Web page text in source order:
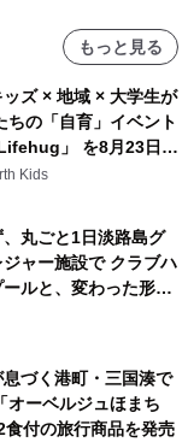
もっと見る
ズ × 地域 × 大学生が
ちの「自育」イベント
」 を8月23日
Kids
丸ごと1日淡路島グ
ャー施設で クラブハ
ルと、変わった形の
BOXY AWAJI」のお
プランで
づく港町・三国湊で
オーベルジュほまち
付の旅行商品を発売